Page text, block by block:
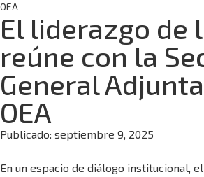
OEA
El liderazgo de
reúne con la
General
OEA
Publicado: septiembre 9, 2025
En un espacio de diálogo institucional,